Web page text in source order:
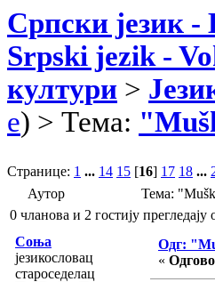
Српски језик
Srpski jezik -
култури >
e) > Тема:
Странице: 1 ... 14 15 [16] 17 18 ...
Аутор
Тема:
0 чланова и 2 гостију прегледају
Соња
језикословац
староседелац
Одг:
«